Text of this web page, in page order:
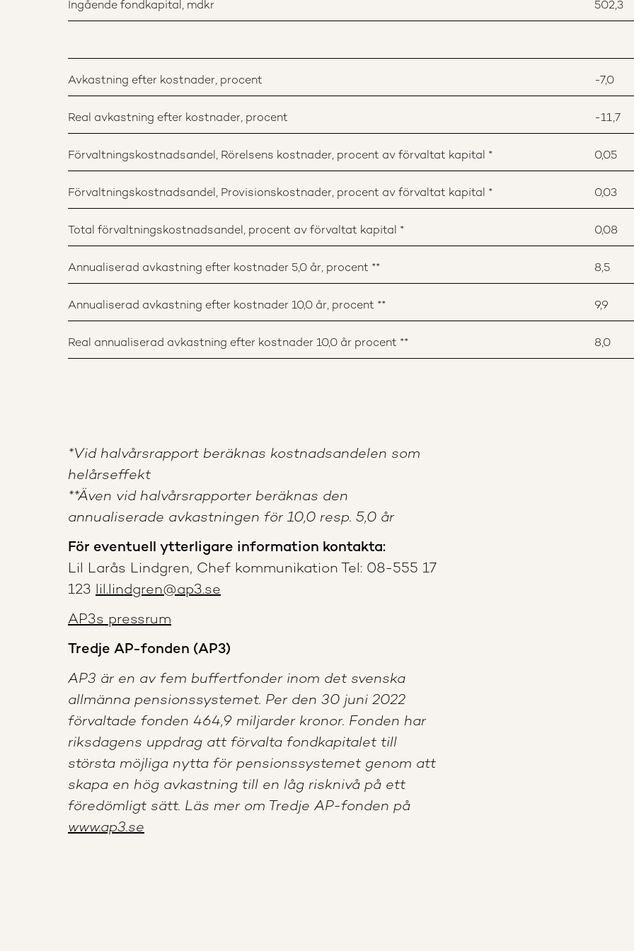
Ingående fondkapital, mdkr 502,3
Avkastning efter kostnader, procent -7,0
Real avkastning efter kostnader, procent -11,7
Förvaltningskostnadsandel, Rörelsens kostnader, procent av förvaltat kapital * 0,05
Förvaltningskostnadsandel, Provisionskostnader, procent av förvaltat kapital * 0,03
Total förvaltningskostnadsandel, procent av förvaltat kapital * 0,08
Annualiserad avkastning efter kostnader 5,0 år, procent ** 8,5
Annualiserad avkastning efter kostnader 10,0 år, procent ** 9,9
Real annualiserad avkastning efter kostnader 10,0 år procent ** 8,0
*Vid halvårsrapport beräknas kostnadsandelen som
helårseffekt
**Även vid halvårsrapporter beräknas den
annualiserade avkastningen för 10,0 resp. 5,0 år
För eventuell ytterligare information kontakta:
Lil Larås Lindgren, Chef kommunikation Tel: 08-555 17
123 lil.lindgren@ap3.se
AP3s pressrum
Tredje AP-fonden (AP3)
AP3 är en av fem buffertfonder inom det svenska
allmänna pensionssystemet. Per den 30 juni 2022
förvaltade fonden 464,9 miljarder kronor. Fonden har
riksdagens uppdrag att förvalta fondkapitalet till
största möjliga nytta för pensionssystemet genom att
skapa en hög avkastning till en låg risknivå på ett
föredömligt sätt. Läs mer om Tredje AP-fonden på
www.ap3.se